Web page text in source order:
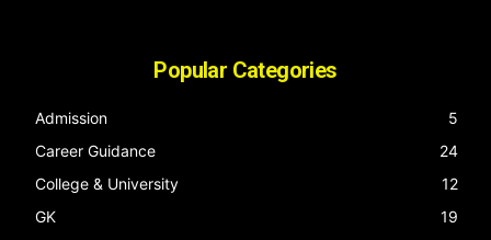
Popular Categories
Admission
5
Career Guidance
24
College & University
12
GK
19